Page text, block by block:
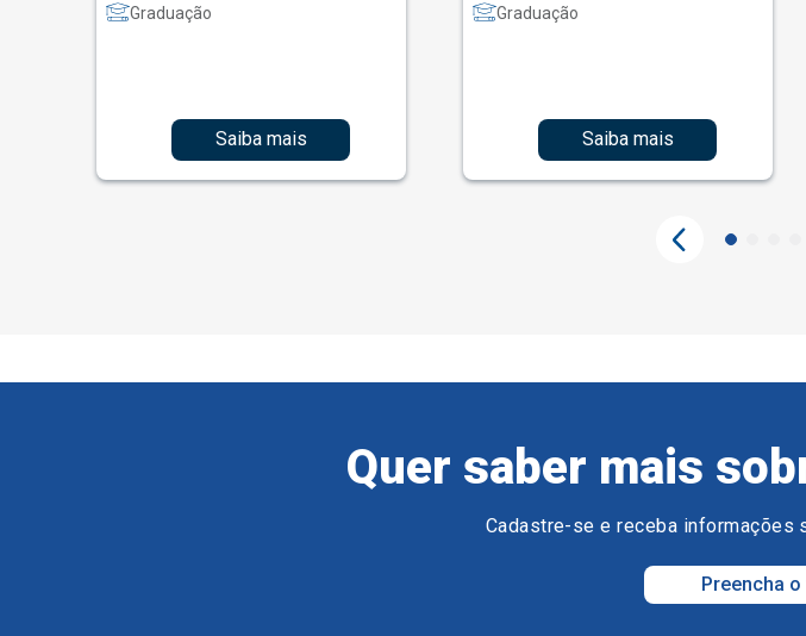
Graduação
Saiba mais
Graduação
Saiba mais
Quer saber mais
Cadastre-se e receba
Preencha